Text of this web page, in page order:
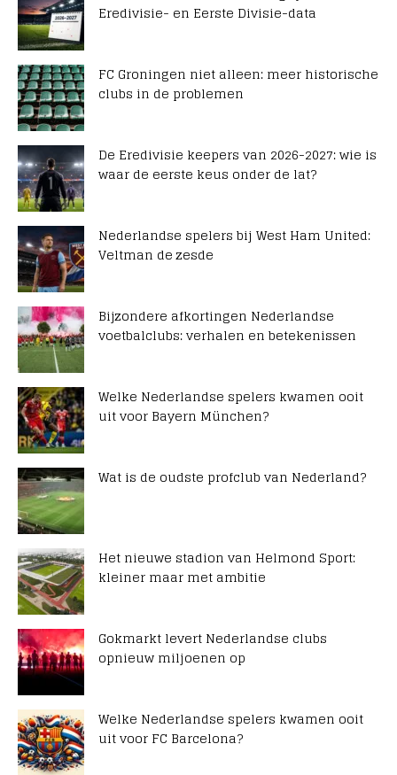
Eredivisie- en Eerste Divisie-data
FC Groningen niet alleen: meer historische
clubs in de problemen
De Eredivisie keepers van 2026-2027: wie is
waar de eerste keus onder de lat?
Nederlandse spelers bij West Ham United:
Veltman de zesde
Bijzondere afkortingen Nederlandse
voetbalclubs: verhalen en betekenissen
Welke Nederlandse spelers kwamen ooit
uit voor Bayern München?
Wat is de oudste profclub van Nederland?
Het nieuwe stadion van Helmond Sport:
kleiner maar met ambitie
Gokmarkt levert Nederlandse clubs
opnieuw miljoenen op
Welke Nederlandse spelers kwamen ooit
uit voor FC Barcelona?